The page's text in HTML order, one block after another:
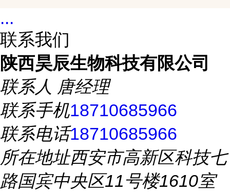
...
联系我们
陕西昊辰生物科技有限公司
联系人 唐经理
联系手机18710685966
联系电话18710685966
所在地址西安市高新区科技七
路国宾中央区11号楼1610室